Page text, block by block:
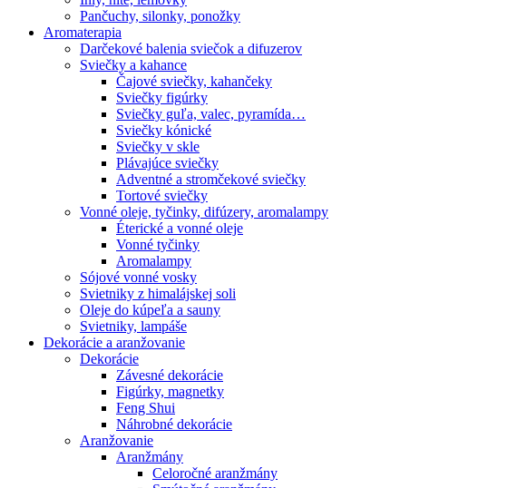
Pančuchy, silonky, ponožky
Aromaterapia
Darčekové balenia sviečok a difuzerov
Sviečky a kahance
Čajové sviečky, kahančeky
Sviečky figúrky
Sviečky guľa, valec, pyramída…
Sviečky kónické
Sviečky v skle
Plávajúce sviečky
Adventné a stromčekové sviečky
Tortové sviečky
Vonné oleje, tyčinky, difúzery, aromalampy
Éterické a vonné oleje
Vonné tyčinky
Aromalampy
Sójové vonné vosky
Svietniky z himalájskej soli
Oleje do kúpeľa a sauny
Svietniky, lampáše
Dekorácie a aranžovanie
Dekorácie
Závesné dekorácie
Figúrky, magnetky
Feng Shui
Náhrobné dekorácie
Aranžovanie
Aranžmány
Celoročné aranžmány